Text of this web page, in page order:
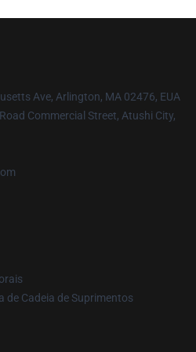
Ave, Arlington, MA 02476, EUA
Commercial Street, Atushi City,
de Cadeia de Suprimentos